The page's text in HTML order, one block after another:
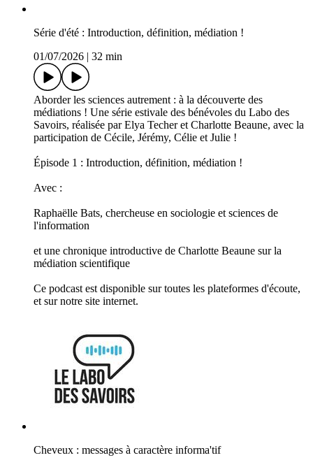
Série d'été : Introduction, définition, médiation !
01/07/2026
32 min
Aborder les sciences autrement : à la découverte des
médiations ! Une série estivale des bénévoles du Labo des
Savoirs, réalisée par Elya Techer et Charlotte Beaune, avec la
participation de Cécile, Jérémy, Célie et Julie !
Épisode 1 : Introduction, définition, médiation !
Avec :
Raphaëlle Bats, chercheuse en sociologie et sciences de
l'information
et une chronique introductive de Charlotte Beaune sur la
médiation scientifique
Ce podcast est disponible sur toutes les plateformes d'écoute,
et sur notre site internet.
Cheveux : messages à caractère informa'tif